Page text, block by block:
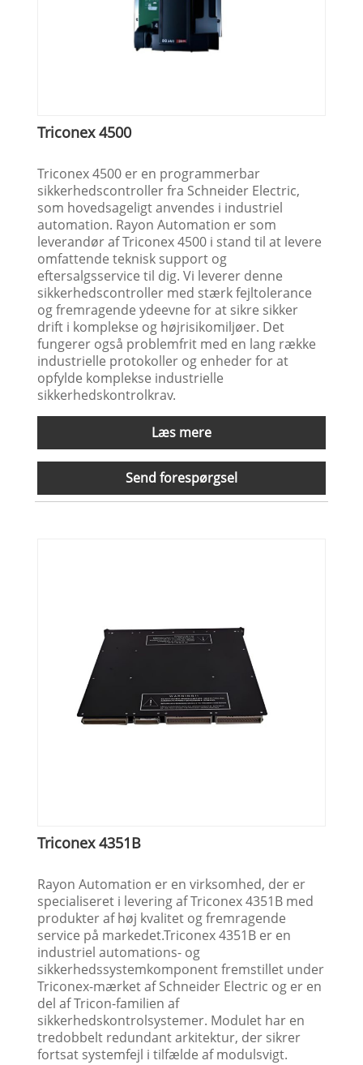
Triconex 4500
Triconex 4500 er en programmerbar
sikkerhedscontroller fra Schneider Electric,
som hovedsageligt anvendes i industriel
automation. Rayon Automation er som
leverandør af Triconex 4500 i stand til at levere
omfattende teknisk support og
eftersalgsservice til dig. Vi leverer denne
sikkerhedscontroller med stærk fejltolerance
og fremragende ydeevne for at sikre sikker
drift i komplekse og højrisikomiljøer. Det
fungerer også problemfrit med en lang række
industrielle protokoller og enheder for at
opfylde komplekse industrielle
sikkerhedskontrolkrav.
Læs mere
Send forespørgsel
Triconex 4351B
Rayon Automation er en virksomhed, der er
specialiseret i levering af Triconex 4351B med
produkter af høj kvalitet og fremragende
service på markedet.Triconex 4351B er en
industriel automations- og
sikkerhedssystemkomponent fremstillet under
Triconex-mærket af Schneider Electric og er en
del af Tricon-familien af ​​
sikkerhedskontrolsystemer. Modulet har en
tredobbelt redundant arkitektur, der sikrer
fortsat systemfejl i tilfælde af modulsvigt.